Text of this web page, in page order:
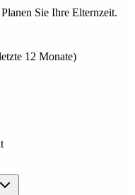
Sie Ihre Elternzeit.
12 Monate)